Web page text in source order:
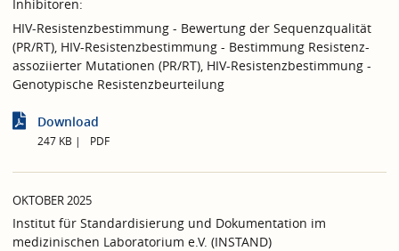
Inhibitoren:
HIV-Resistenzbestimmung - Bewertung der Sequenzqualität
(PR/RT), HIV-Resistenzbestimmung - Bestimmung Resistenz-
assoziierter Mutationen (PR/RT), HIV-Resistenzbestimmung -
Genotypische Resistenzbeurteilung
Download
247 KB PDF
OKTOBER 2025
Institut für Standardisierung und Dokumentation im
medizinischen Laboratorium e.V. (INSTAND)